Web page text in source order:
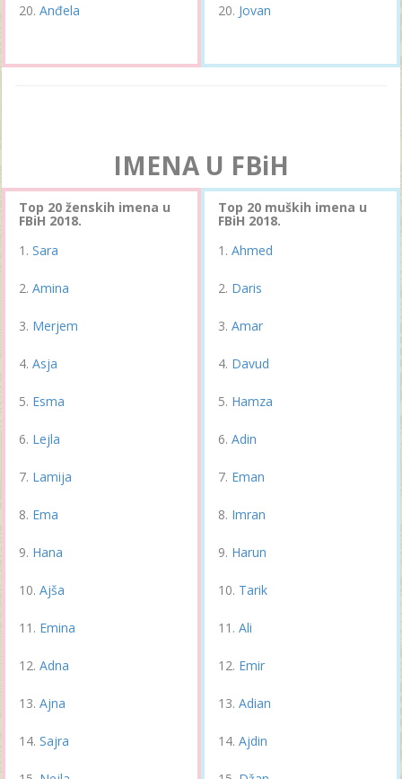
Anđela Jovan
IMENA U FBiH
Top 20 ženskih imena u
FBiH 2018.
Sara
Amina
Merjem
Asja
Esma
Lejla
Lamija
Ema
Hana
Ajša
Emina
Adna
Ajna
Sajra
Top 20 muških imena u
FBiH 2018.
Ahmed
Daris
Amar
Davud
Hamza
Adin
Eman
Imran
Harun
Tarik
Ali
Emir
Adian
Ajdin